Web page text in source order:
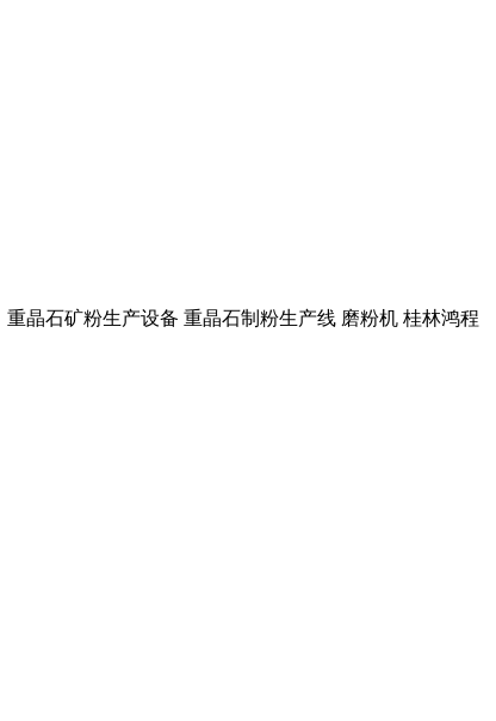
晶石矿粉生产设备 重晶石制粉生产线 磨粉机 桂林鸿程